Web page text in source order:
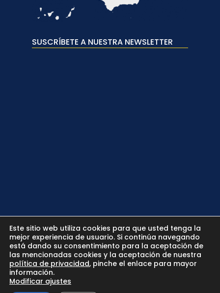
SUSCRÍBETE A NUESTRA NEWSLETTER
Este sitio web utiliza cookies para que usted tenga la
mejor experiencia de usuario. Si continúa navegando
está dando su consentimiento para la aceptación de
las mencionadas cookies y la aceptación de nuestra
política de privacidad, pinche el enlace para mayor
información.
Modificar ajustes